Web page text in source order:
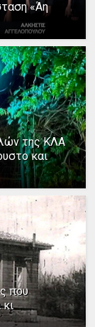
«Άη
της ΚΛΑ
και
που